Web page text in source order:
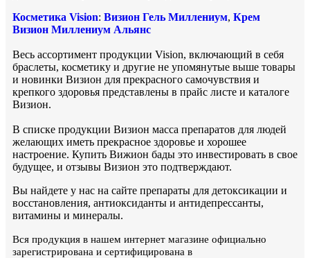
Косметика Vision: Визион Гель Миллениум, Крем
Визион Миллениум Альянс
Весь ассортимент продукции Vision, включающий в себя
браслеты, косметику и другие не упомянутые выше товары
и новинки Визион для прекрасного самочувствия и
крепкого здоровья представлены в прайс листе и каталоге
Визион.
В списке продукции Визион масса препаратов для людей
желающих иметь прекрасное здоровье и хорошее
настроение. Купить Вижион бады это инвестировать в свое
будущее, и отзывы Визион это подтверждают.
Вы найдете у нас на сайте препараты для детоксикации и
восстановления, антиоксиданты и антидепрессанты,
витамины и минералы.
Вся продукция в нашем интернет магазине официально
зарегистрирована и сертифицирована в